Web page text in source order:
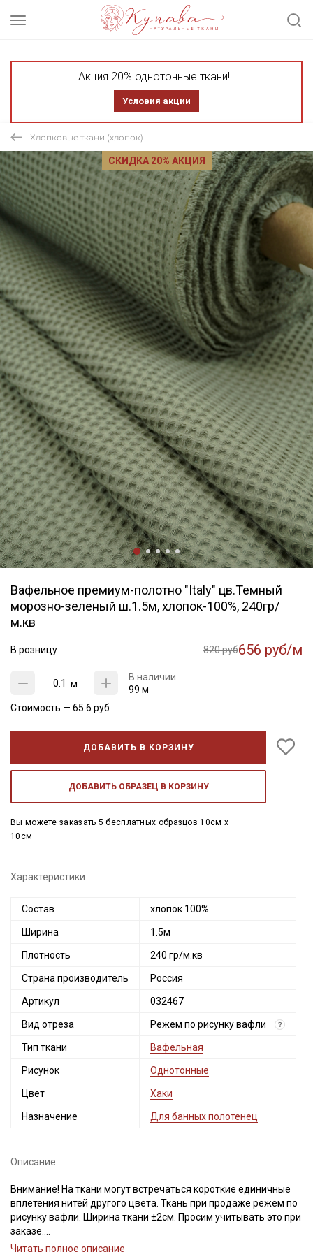
Акция 20% однотонные ткани!
Условия акции
Хлопковые ткани (хлопок)
СКИДКА 20% АКЦИЯ
Вафельное премиум-полотно "Italy" цв.Темный
морозно-зеленый ш.1.5м, хлопок-100%, 240гр/
м.кв
В розницу 820 руб656 руб/м
м
В наличии
99 м
Стоимость — 65.6 руб
ДОБАВИТЬ В КОРЗИНУ
ДОБАВИТЬ ОБРАЗЕЦ В КОРЗИНУ
Вы можете заказать 5 бесплатных образцов 10см x
10см
Характеристики
Состав хлопок 100%
Ширина 1.5м
Плотность 240 гр/м.кв
Страна производитель Россия
Артикул 032467
Вид отреза Режем по рисунку вафли ?
Тип ткани Вафельная
Рисунок Однотонные
Цвет Хаки
Назначение Для банных полотенец
Описание
Внимание! На ткани могут встречаться короткие единичные
вплетения нитей другого цвета. Ткань при продаже режем по
рисунку вафли. Ширина ткани ±2см. Просим учитывать это при
заказе.
Читать полное описание